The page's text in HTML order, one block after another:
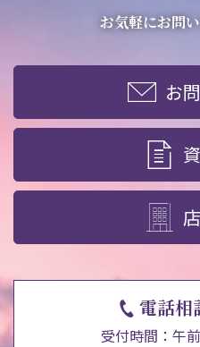
お気軽にお問
お
電話相
受付時間：午